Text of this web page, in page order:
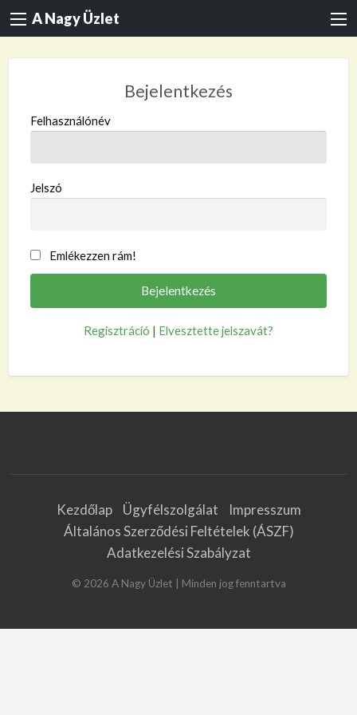
A Nagy Üzlet
Bejelentkezés
Felhasználónév
Jelszó
Emlékezzen rám!
Regisztráció | Elvesztette jelszavát?
Kezdőlap Ügyfélszolgálat
Impresszum
Általános Szerződési Feltételek (ÁSZF)
Adatkezelési Szabályzat
© 2026 A Nagy Üzlet | Minden jog fenntartva